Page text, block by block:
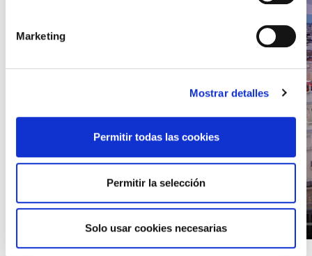
Marketing
Mostrar detalles
Permitir todas las cookies
Permitir la selección
Solo usar cookies necesarias